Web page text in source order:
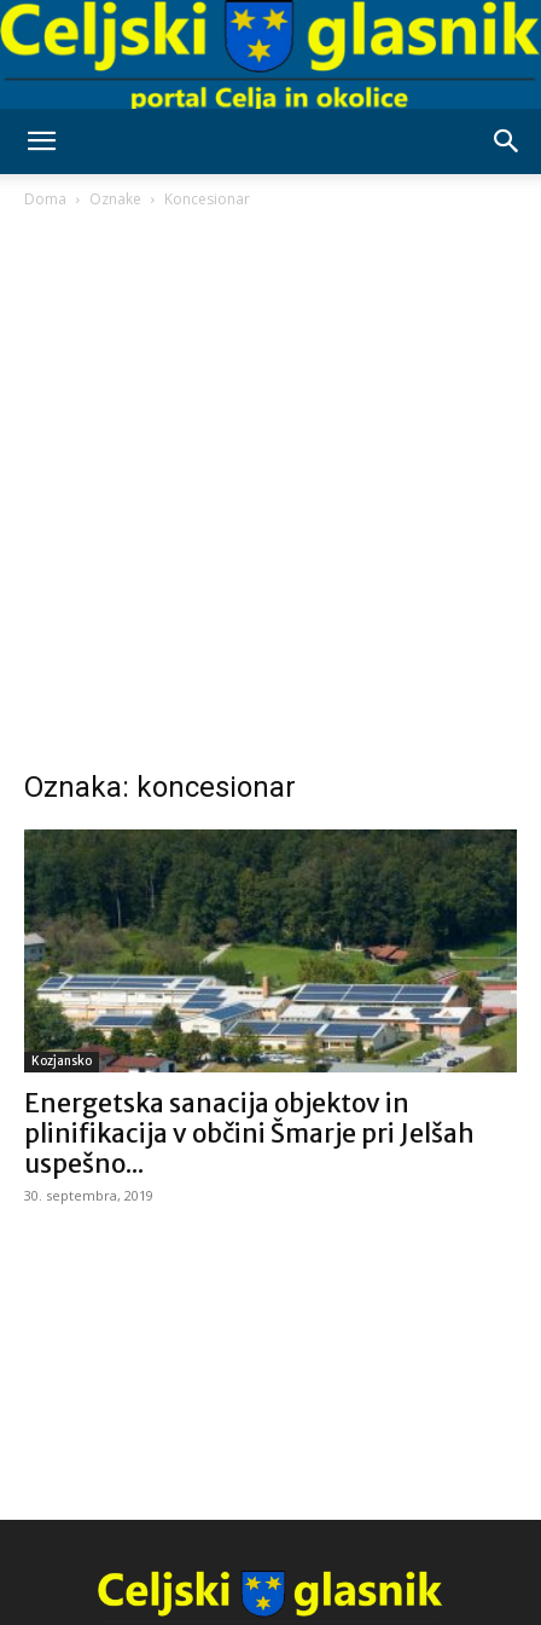
Doma Oznake Koncesionar
Oznaka: koncesionar
Kozjansko
Energetska sanacija objektov in
plinifikacija v občini Šmarje pri Jelšah
uspešno...
30. septembra, 2019